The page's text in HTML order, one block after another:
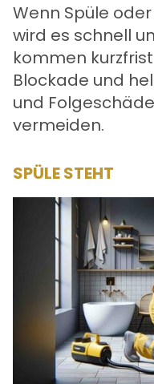
Wenn Spüle
wird es schnell
kommen
Blockade und
und
vermeiden.
SPÜLE STEHT